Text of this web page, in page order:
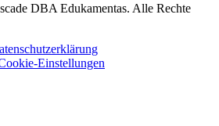
DBA Edukamentas. Alle Rechte
Einstellungen